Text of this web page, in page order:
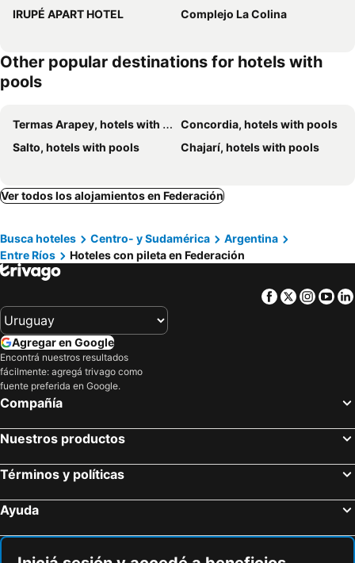
IRUPÉ APART HOTEL
Complejo La Colina
Other popular destinations for hotels with
pools
Termas Arapey, hotels with pools
Concordia, hotels with pools
Salto, hotels with pools
Chajarí, hotels with pools
Ver todos los alojamientos en Federación
Busca hoteles Centro- y Sudamérica
Argentina
Entre Ríos
Hoteles con pileta en Federación
Facebook
Twitter
Agregar en Google
Encontrá nuestros resultados
fácilmente: agregá trivago como
fuente preferida en Google.
Compañía
Nuestros productos
Términos y políticas
Ayuda